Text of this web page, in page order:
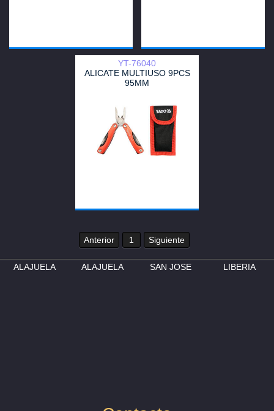
YT-76040
ALICATE MULTIUSO 9PCS
95MM
Anterior 1 Siguiente
ALAJUELA ALAJUELA SAN JOSE LIBERIA